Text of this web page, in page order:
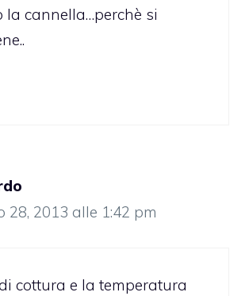
cannella…perchè si
28, 2013 alle 1:42 pm
cottura e la temperatura